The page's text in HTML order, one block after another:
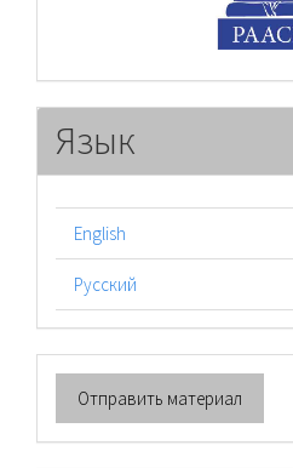
Язык
English
Русский
Отправить
материал
Отправить материал